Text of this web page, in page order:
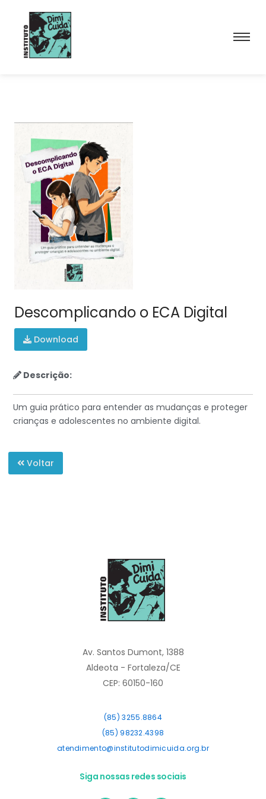
Descomplicando o ECA Digital
Download
Descrição:
Um guia prático para entender as mudanças e proteger
crianças e adolescentes no ambiente digital.
Voltar
Av. Santos Dumont, 1388
Aldeota - Fortaleza/CE
CEP: 60150-160
(85) 3255.8864
(85) 98232.4398
atendimento@institutodimicuida.org.br
Siga nossas redes sociais